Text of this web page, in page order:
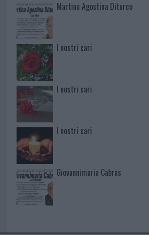
Martina Agostina Diturco
I nostri cari
I nostri cari
I nostri cari
Giovannimaria Cabras